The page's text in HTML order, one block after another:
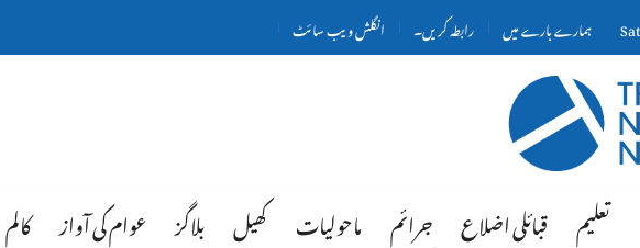
ہمارے بارے میں رابطہ کریں۔ انگلش ویب سائٹ
تعلیم قبائلی اضلاع جرائم ماحولیات کھیل بلاگز عوام کی آواز کالم